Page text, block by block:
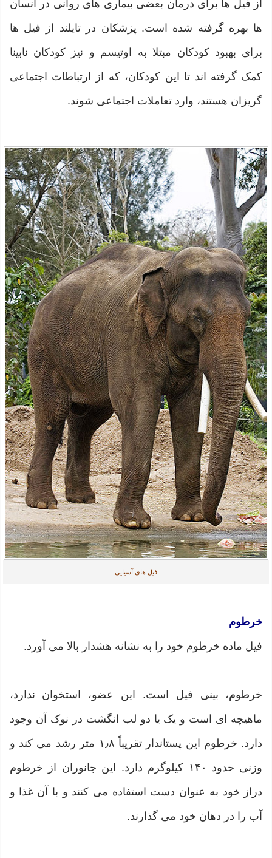
از فیل ها برای درمان بعضی بیماری های روانی در انسان
ها بهره گرفته شده است. پزشکان در تایلند از فیل ها
برای بهبود کودکان مبتلا به اوتیسم و نیز کودکان نابینا
کمک گرفته اند تا این کودکان، که از ارتباطات اجتماعی
گریزان هستند، وارد تعاملات اجتماعی شوند.
فیل های آسیایی
خرطوم
فیل ماده خرطوم خود را به نشانه هشدار بالا می آورد.
خرطوم، بینی فیل است. این عضو، استخوان ندارد،
ماهیچه ای است و یک یا دو لب انگشت در نوک آن وجود
دارد. خرطوم این پستاندار تقریباً ۱٫۸ متر رشد می کند و
وزنی حدود ۱۴۰ کیلوگرم دارد. این جانوران از خرطوم
دراز خود به عنوان دست استفاده می کنند و با آن غذا و
آب را در دهان خود می گذارند.